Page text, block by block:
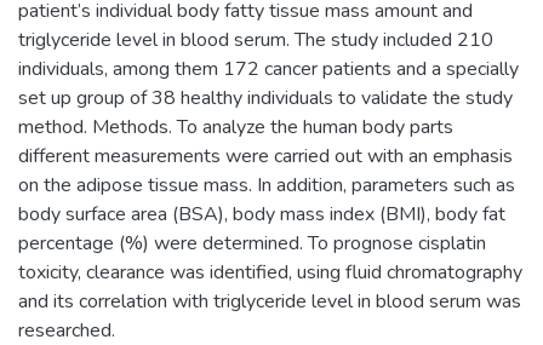
patient’s individual body fatty tissue mass amount and
triglyceride level in blood serum. The study included 210
individuals, among them 172 cancer patients and a specially
set up group of 38 healthy individuals to validate the study
method. Methods. To analyze the human body parts
different measurements were carried out with an emphasis
on the adipose tissue mass. In addition, parameters such as
body surface area (BSA), body mass index (BMI), body fat
percentage (%) were determined. To prognose cisplatin
toxicity, clearance was identified, using fluid chromatography
and its correlation with triglyceride level in blood serum was
researched.